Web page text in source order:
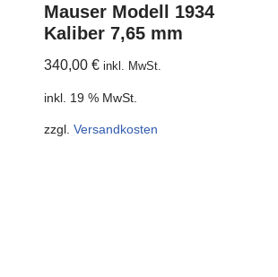
Mauser Modell 1934
Kaliber 7,65 mm
340,00 € inkl. MwSt.
inkl. 19 % MwSt.
zzgl. Versandkosten